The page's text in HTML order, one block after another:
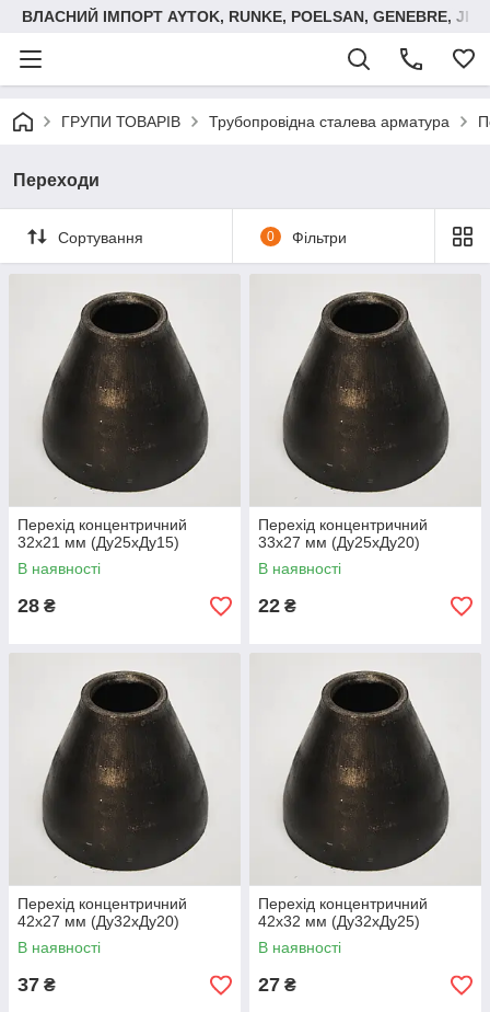
ВЛАСНИЙ ІМПОРТ AYTOK, RUNKE, POELSAN, GENEBRE,
ГРУПИ ТОВАРІВ Трубопровідна сталева арматура
Переходи
Сортування 0 Фільтри
Перехід концентричний
32х21 мм (Ду25хДу15)
В наявності
28 ₴
Перехід концентричний
33х27 мм (Ду25хДу20)
В наявності
22 ₴
Перехід концентричний
42х27 мм (Ду32хДу20)
В наявності
37 ₴
Перехід концентричний
42х32 мм (Ду32хДу25)
В наявності
27 ₴